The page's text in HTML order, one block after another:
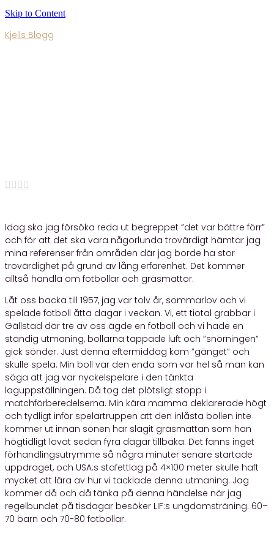
Skip to Content
Kjells Blogg
   
Idag ska jag försöka reda ut begreppet ”det var bättre förr”
och för att det ska vara någorlunda trovärdigt hämtar jag
mina referenser från områden där jag borde ha stor
trovärdighet på grund av lång erfarenhet. Det kommer
alltså handla om fotbollar och gräsmattor.
Låt oss backa till 1957, jag var tolv år, sommarlov och vi
spelade fotboll åtta dagar i veckan. Vi, ett tiotal grabbar i
Gällstad där tre av oss ägde en fotboll och vi hade en
ständig utmaning, bollarna tappade luft och ”snörningen”
gick sönder. Just denna eftermiddag kom ”gänget” och
skulle spela. Min boll var den enda som var hel så man kan
säga att jag var nyckelspelare i den tänkta
laguppställningen. Då tog det plötsligt stopp i
matchförberedelserna. Min kära mamma deklarerade högt
och tydligt inför spelartruppen att den inlåsta bollen inte
kommer ut innan sonen har slagit gräsmattan som han
högtidligt lovat sedan fyra dagar tillbaka. Det fanns inget
förhandlingsutrymme så några minuter senare startade
uppdraget, och USA:s stafettlag på 4×100 meter skulle haft
mycket att lära av hur vi tacklade denna utmaning. Jag
kommer då och då tänka på denna händelse när jag
regelbundet på tisdagar besöker LIF:s ungdomsträning. 60–
70 barn och 70-80 fotbollar.